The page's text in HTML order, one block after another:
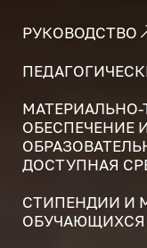
РУКОВОДСТВО
ОБЕСПЕЧЕНИЕ
ДОСТУПНАЯ
СТИПЕНДИИ И
ОБУЧАЮЩИХСЯ